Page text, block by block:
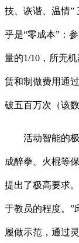
技、诙谐、温情”
乎是“零成本”：
量的1/10，所无
赁和制做费用通
破五百万次（该
活动智能的极
成醉拳、火棍等
提出了极高要求
于教员的程度。”
履做示范，通过